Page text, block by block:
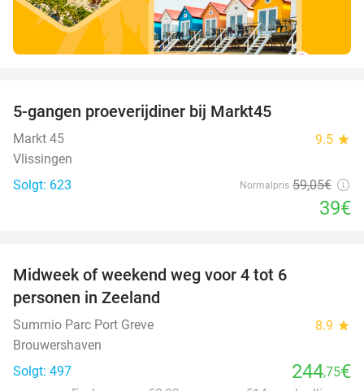
5-gangen proeverijdiner bij Markt45
Markt 45 9.5 star
Vlissingen
Solgt: 623
Normalpris 59,05€
39€
Midweek of weekend weg voor 4 tot 6
personen in Zeeland
Summio Parc Port Greve 8.9 star
Brouwershaven
Solgt: 497
244,75€